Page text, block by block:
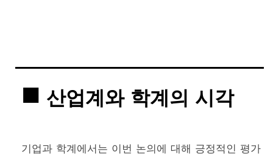
산업계와 학계의 시각
기업과 학계에서는 이번 논의에 대해 긍정적인 평가